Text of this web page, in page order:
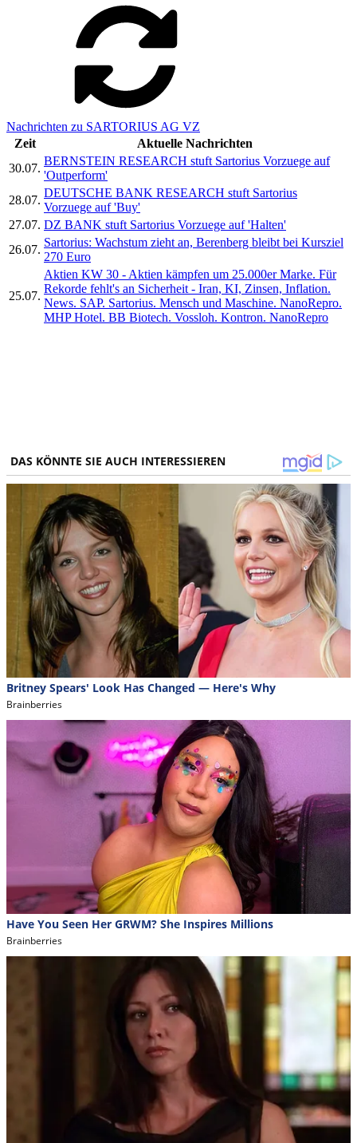
Nachrichten zu SARTORIUS AG VZ
Zeit
Aktuelle Nachrichten
30.07.
BERNSTEIN RESEARCH stuft Sartorius Vorzuege auf
'Outperform'
28.07.
DEUTSCHE BANK RESEARCH stuft Sartorius
Vorzuege auf 'Buy'
27.07. DZ BANK stuft Sartorius Vorzuege auf 'Halten'
26.07.
Sartorius: Wachstum zieht an, Berenberg bleibt bei Kursziel
270 Euro
25.07.
Aktien KW 30 - Aktien kämpfen um 25.000er Marke. Für
Rekorde fehlt's an Sicherheit - Iran, KI, Zinsen, Inflation.
News. SAP. Sartorius. Mensch und Maschine. NanoRepro.
MHP Hotel. BB Biotech. Vossloh. Kontron. NanoRepro